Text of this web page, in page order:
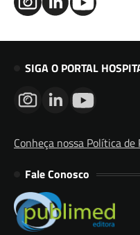
SIGA O PORTAL
Conheça nossa Política de
Fale Conosco